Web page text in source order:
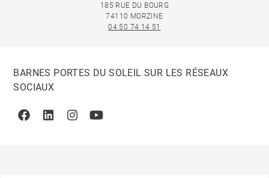
185 RUE DU BOURG
74110 MORZINE
04 50 74 14 51
BARNES PORTES DU SOLEIL SUR LES RÉSEAUX
SOCIAUX
FacebookLinkedinInstagramYoutube